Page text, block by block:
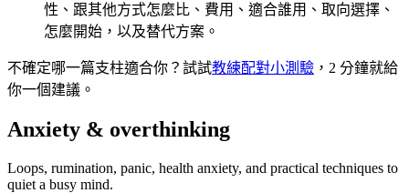
性、跟其他方式怎麼比、費用、適合誰用、取向選擇、
怎麼開始，以及替代方案。
不確定哪一篇支柱適合你？試試教練配對小測驗 ，2 分鐘就給
你一個建議。
Anxiety & overthinking
Loops, rumination, panic, health anxiety, and practical techniques to
quiet a busy mind.